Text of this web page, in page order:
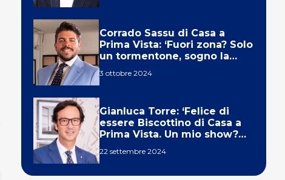
Corrado Sassu di Casa a
Prima Vista: ‘Fuori zona? Solo
un tormentone, sogno la
3 ottobre 2024
Gianluca Torre: ‘Felice di
essere Biscottino di Casa a
Prima Vista. Un mio show?
22 settembre 2024